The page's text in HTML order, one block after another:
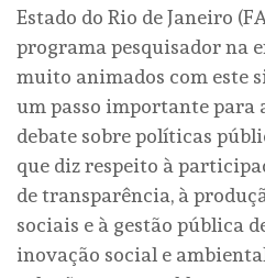
Estado do Rio de Janeiro
programa pesquisador na
muito animados com este
um passo importante para
debate sobre políticas
que diz respeito à
de transparência, à
sociais e à gestão pública
inovação social e